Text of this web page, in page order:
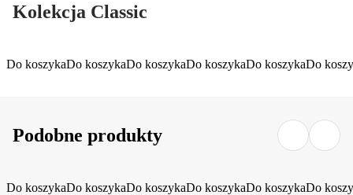
Kolekcja Classic
Do koszykaDo koszykaDo koszykaDo koszykaDo koszykaDo
Podobne produkty
Do koszykaDo koszykaDo koszykaDo koszykaDo koszykaDo